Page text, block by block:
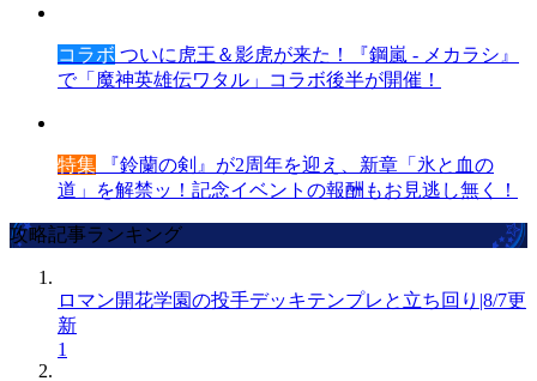
コラボ ついに虎王＆影虎が来た！『鋼嵐 - メカラシ』
で「魔神英雄伝ワタル」コラボ後半が開催！
特集 『鈴蘭の剣』が2周年を迎え、新章「氷と血の
道」を解禁ッ！記念イベントの報酬もお見逃し無く！
攻略記事ランキング
ロマン開花学園の投手デッキテンプレと立ち回り|8/7更
新
1